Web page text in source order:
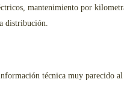
mantenimiento por
distribución.
técnica muy parecido